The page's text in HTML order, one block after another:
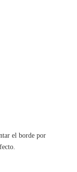
el borde por